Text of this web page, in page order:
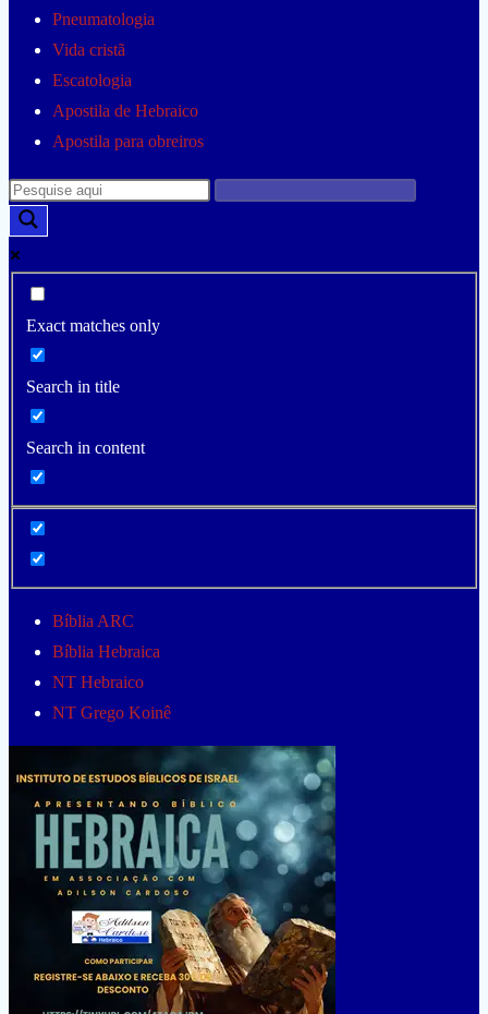
Pneumatologia
Vida cristã
Escatologia
Apostila de Hebraico
Apostila para obreiros
Exact matches only
Search in title
Search in content
Bíblia ARC
Bíblia Hebraica
NT Hebraico
NT Grego Koinê